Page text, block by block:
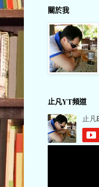
關於我
止凡YT頻道